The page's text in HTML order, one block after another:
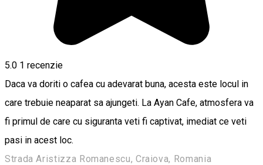
5.0 1 recenzie
Daca va doriti o cafea cu adevarat buna, acesta este locul in
care trebuie neaparat sa ajungeti. La Ayan Cafe, atmosfera va
fi primul de care cu siguranta veti fi captivat, imediat ce veti
pasi in acest loc.
Strada Aristizza Romanescu, Craiova, Romania